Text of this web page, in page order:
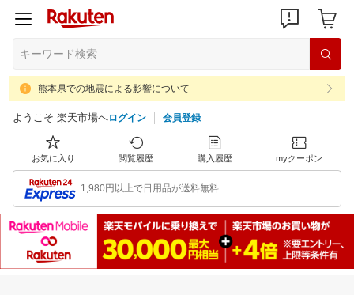
熊本県での地震による影響について
ようこそ 楽天市場へログイン 会員登録
お気に入り 閲覧履歴 購入履歴 myクーポン
1,980円以上で日用品が送料無料